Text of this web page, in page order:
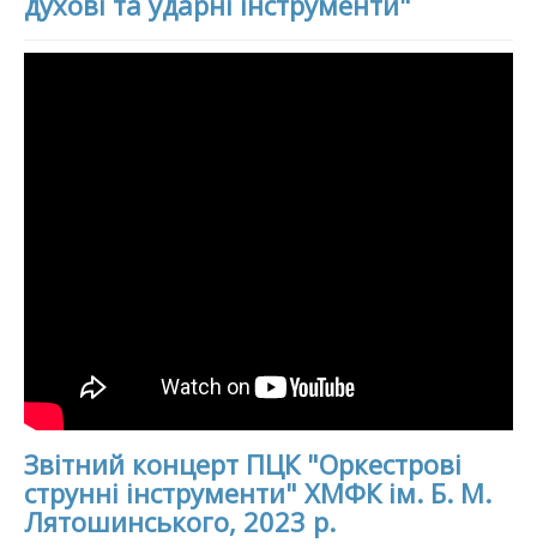
Звітний концерт ПЦК "Оркестрові
струнні інструменти" ХМФК ім. Б. М.
Лятошинського, 2023 р.